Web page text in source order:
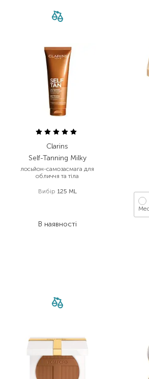
Clarins
Self-Tanning Milky
лосьйон-самозасмага для
обличчя та тіла
Вибір 125 ML
В наявності